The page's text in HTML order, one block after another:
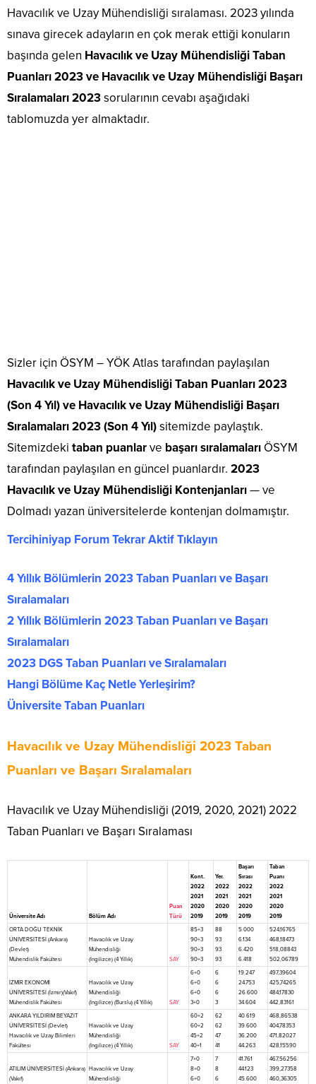
Havacılık ve Uzay Mühendisliği sıralaması. 2023 yılında
sınava girecek adayların en çok merak ettiği konuların
başında gelen Havacılık ve Uzay Mühendisliği Taban
Puanları 2023 ve Havacılık ve Uzay Mühendisliği Başarı
Sıralamaları 2023sorularının cevabı aşağıdaki
tablomuzda yer almaktadır.
Sizler için ÖSYM – YÖK Atlas tarafından paylaşılan
Havacılık ve Uzay Mühendisliği Taban Puanları 2023
(Son 4 Yıl) ve Havacılık ve Uzay Mühendisliği Başarı
Sıralamaları 2023 (Son 4 Yıl)sitemizde paylaştık.
Sitemizdeki taban puanlarve başarı sıralamaları ÖSYM
tarafından paylaşılan en güncel puanlardır. 2023
Havacılık ve Uzay Mühendisliği Kontenjanları— ve
Dolmadı yazan üniversitelerde kontenjan dolmamıştır.
Tercihiniyap Forum Tekrar Aktif Tıklayın
4 Yıllık Bölümlerin 2023 Taban Puanları ve Başarı
Sıralamaları
2 Yıllık Bölümlerin 2023 Taban Puanları ve Başarı
Sıralamaları
2023 DGS Taban Puanları ve Sıralamaları
Hangi Bölüme Kaç Netle Yerleşirim?
Üniversite Taban Puanları
Havacılık ve Uzay Mühendisliği 2023 Taban
Puanları ve Başarı Sıralamaları
Havacılık ve Uzay Mühendisliği (2019, 2020, 2021) 2022
Taban Puanları ve Başarı Sıralaması
Üniversite Adı Bölüm Adı
Puan
Türü
Kont.
2022
2021
2020
2019
Yer.
2022
2021
2020
2019
Başarı
Sırası
2022
2021
2020
2019
Taban
Puanı
2022
2021
2020
2019
ORTA DOĞU TEKNİK
ÜNİVERSİTESİ (Ankara)
(Devlet)
Mühendislik Fakültesi
Havacılık ve Uzay
Mühendisliği
(İngilizce) (4 Yıllık)
SAY
85+3
90+3
90+3
90+3
88
93
93
93
5.000
6.134
6.420
6.418
524,16765
468,18473
518,08843
502,06789
İZMİR EKONOMİ
ÜNİVERSİTESİ (İzmir)(Vakıf)
Mühendislik Fakültesi
Havacılık ve Uzay
Mühendisliği
(İngilizce) (Burslu) (4 Yıllık)
SAY
6+0
6+0
6+0
3+0
6
6
6
3
19.247
24.753
26.600
34.604
497,39604
425,74265
484,17830
442,83161
ANKARA YILDIRIM BEYAZIT
ÜNİVERSİTESİ (Devlet)
Havacılık ve Uzay Bilimleri
Fakültesi
Havacılık ve Uzay
Mühendisliği
(İngilizce) (4 Yıllık)
SAY
60+2
60+2
45+2
40+1
62
62
47
41
40.619
39.600
36.200
44.263
468,86538
404,78353
471,82027
428,15590
ATILIM ÜNİVERSİTESİ (Ankara)
(Vakıf)
Havacılık ve Uzay
Mühendisliği
7+0
8+0
6+0
7
8
6
41.761
44.123
45.600
467,56256
399,27358
460,36305